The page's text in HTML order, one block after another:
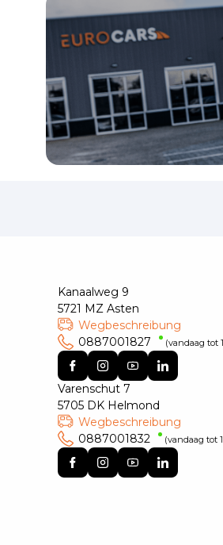
Kanaalweg 9
5721 MZ Asten
Wegbeschreibung
0887001827
(vandaag tot
Varenschut 7
5705 DK Helmond
Wegbeschreibung
0887001832
(vandaag tot